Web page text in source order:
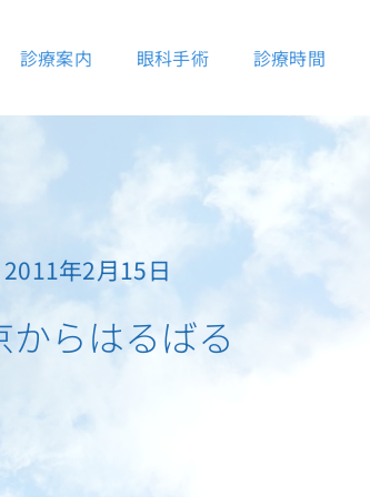
診療案内 眼科手術 診療時間
2011年2月15日
からはるばる